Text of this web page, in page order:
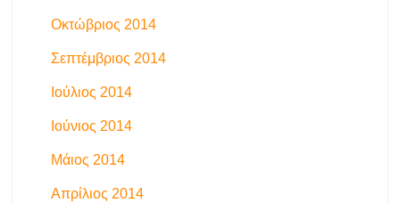
Οκτώβριος 2014
Σεπτέμβριος 2014
Ιούλιος 2014
Ιούνιος 2014
Μάιος 2014
Απρίλιος 2014